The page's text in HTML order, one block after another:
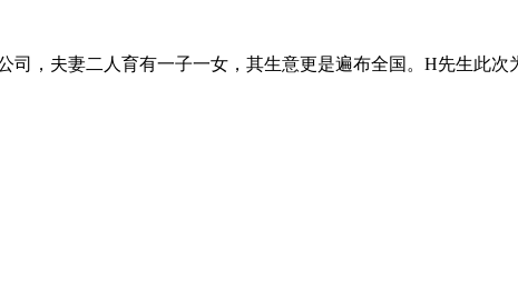
司，夫妻二人育有一子一女，其生意更是遍布全国。H先生此